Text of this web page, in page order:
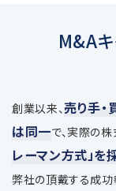
M&A
創業以来、 売り手
は同一で、実際の株
レーマン方式」を
弊社の頂戴する成功